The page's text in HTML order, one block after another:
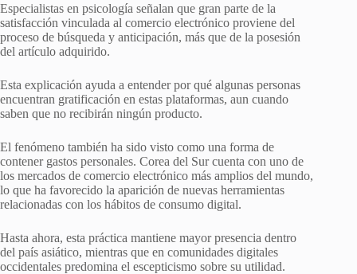
Especialistas en psicología señalan que gran parte de la
satisfacción vinculada al comercio electrónico proviene del
proceso de búsqueda y anticipación, más que de la posesión
del artículo adquirido.
Esta explicación ayuda a entender por qué algunas personas
encuentran gratificación en estas plataformas, aun cuando
saben que no recibirán ningún producto.
El fenómeno también ha sido visto como una forma de
contener gastos personales. Corea del Sur cuenta con uno de
los mercados de comercio electrónico más amplios del mundo,
lo que ha favorecido la aparición de nuevas herramientas
relacionadas con los hábitos de consumo digital.
Hasta ahora, esta práctica mantiene mayor presencia dentro
del país asiático, mientras que en comunidades digitales
occidentales predomina el escepticismo sobre su utilidad.